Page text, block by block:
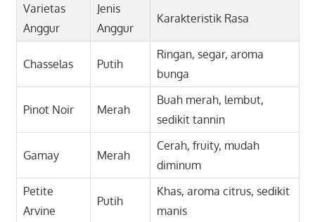
Varietas
Anggur
Jenis
Anggur
Karakteristik Rasa
Chasselas Putih
Ringan, segar, aroma
bunga
Pinot Noir Merah
Buah merah, lembut,
sedikit tannin
Gamay Merah
Cerah, fruity, mudah
diminum
Petite
Arvine
Putih
Khas, aroma citrus, sedikit
manis